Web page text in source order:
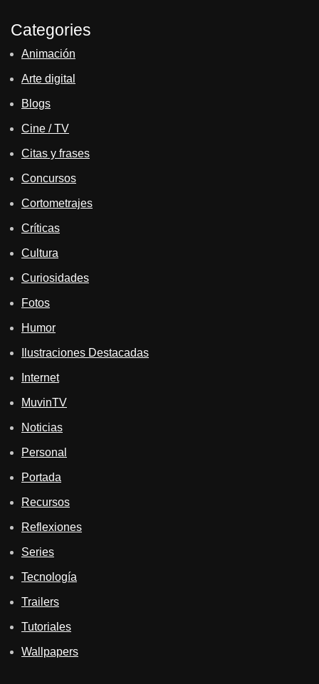
Categories
Animación
Arte digital
Blogs
Cine / TV
Citas y frases
Concursos
Cortometrajes
Críticas
Cultura
Curiosidades
Fotos
Humor
Ilustraciones Destacadas
Internet
MuvinTV
Noticias
Personal
Portada
Recursos
Reflexiones
Series
Tecnología
Trailers
Tutoriales
Wallpapers